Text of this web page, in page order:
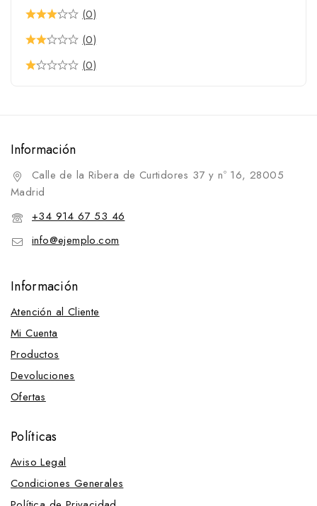
Bruzas
Cajas para limpieza
Cepillos
Carr&Day
Esquiladoras y Repuestos
Productos para Higiene y Limpieza
Arpon
Carr&Day
Effol & Effax
Productos Zaldi
Thermaflex
Umbría
Unika
Vetnova
Decoración
(0)
(0)
(0)
Información
Calle de la Ribera de Curtidores 37 y nº 16, 28005
Madrid
+34 914 67 53 46
info@ejemplo.com
Información
Atención al Cliente
Mi Cuenta
Productos
Devoluciones
Ofertas
Políticas
Aviso Legal
Condiciones Generales